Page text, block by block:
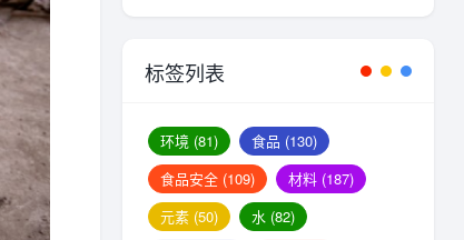
标签列表
环境 (81) 食品 (130)
食品安全 (109) 材料 (187)
元素 (50) 水 (82)